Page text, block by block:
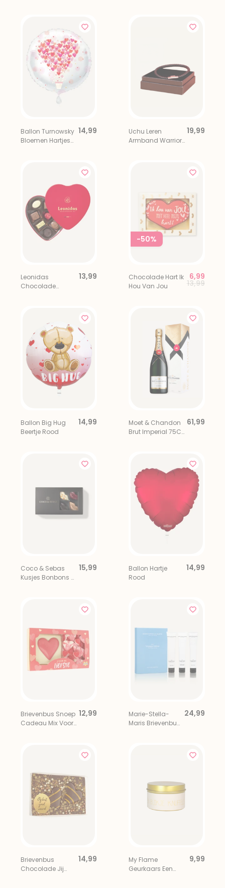
Ballon Turnowsky
Bloemen Hartjes
14,99
Uchu Leren
Armband Warrior
19,99
Leonidas
Chocolade
13,99
-50%
Chocolade Hart Ik
Hou Van Jou
Price
13,99to
6,99
Ballon Big Hug
Beertje Rood
14,99
Moet & Chandon
Brut Imperial 75CL
61,99
Coco & Sebas
Kusjes Bonbons 8
15,99
Ballon Hartje
Rood
14,99
Brievenbus Snoep
Cadeau Mix Voor
12,99
Marie-Stella-
Maris Brievenbus
24,99
Brievenbus
Chocolade Jij
14,99
My Flame
Geurkaars Een
9,99